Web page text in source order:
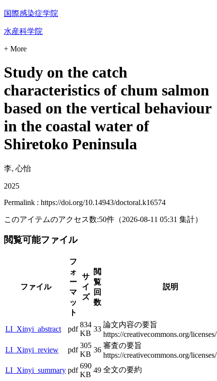
国際感染症学院
水産科学院
+ More
Study on the catch
characteristics of chum salmon
based on the vertical behaviour
in the coastal water of
Shiretoko Peninsula
李, 心怡
2025
Permalink : https://doi.org/10.14943/doctoral.k16574
このアイテムのアクセス数:50件 （2026-08-11 05:31 集計）
閲覧可能ファイル
ファイル
フ
ォ
ー
マ
ッ
ト
サ
イ
ズ
閲
覧
回
数
説明
LI_Xinyi_abstract pdf
834
KB
33
論文内容の要旨
https://creativecommons.org/
LI_Xinyi_review
pdf
305
KB
36
審査の要旨
https://creativecommons.org/
LI_Xinyi_summary pdf
690
KB
49 全文の要約